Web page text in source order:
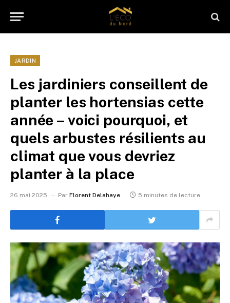
JARDIN
Les jardiniers conseillent de
planter les hortensias cette
année – voici pourquoi, et
quels arbustes résilients au
climat que vous devriez
planter à la place
26 mai 2025 Par Florent Delahaye 5 minutes de lecture